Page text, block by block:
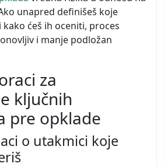
unapred definišeš koje
ćeš ih oceniti, proces
i manje podložan
za
ključnih
pre opklade
o utakmici koje